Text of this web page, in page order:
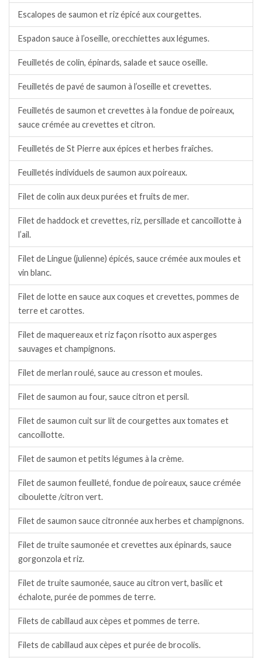
Escalopes de saumon et riz épicé aux courgettes.
Espadon sauce à l’oseille, orecchiettes aux légumes.
Feuilletés de colin, épinards, salade et sauce oseille.
Feuilletés de pavé de saumon à l’oseille et crevettes.
Feuilletés de saumon et crevettes à la fondue de poireaux,
sauce crémée au crevettes et citron.
Feuilletés de St Pierre aux épices et herbes fraîches.
Feuilletés individuels de saumon aux poireaux.
Filet de colin aux deux purées et fruits de mer.
Filet de haddock et crevettes, riz, persillade et cancoillotte à
l’ail.
Filet de Lingue (julienne) épicés, sauce crémée aux moules et
vin blanc.
Filet de lotte en sauce aux coques et crevettes, pommes de
terre et carottes.
Filet de maquereaux et riz façon risotto aux asperges
sauvages et champignons.
Filet de merlan roulé, sauce au cresson et moules.
Filet de saumon au four, sauce citron et persil.
Filet de saumon cuit sur lit de courgettes aux tomates et
cancoillotte.
Filet de saumon et petits légumes à la crème.
Filet de saumon feuilleté, fondue de poireaux, sauce crémée
ciboulette /citron vert.
Filet de saumon sauce citronnée aux herbes et champignons.
Filet de truite saumonée et crevettes aux épinards, sauce
gorgonzola et riz.
Filet de truite saumonée, sauce au citron vert, basilic et
échalote, purée de pommes de terre.
Filets de cabillaud aux cèpes et pommes de terre.
Filets de cabillaud aux cèpes et purée de brocolis.